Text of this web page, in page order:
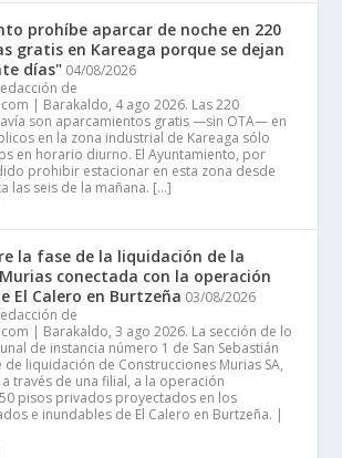
prohíbe aparcar de noche en 220
gratis en Kareaga porque se dejan
días" 04/08/2026
de
| Barakaldo, 4 ago 2026. Las 220
son aparcamientos gratis —sin OTA— en
en la zona industrial de Kareaga sólo
en horario diurno. El Ayuntamiento, por
prohibir estacionar en esta zona desde
las seis de la mañana. […]
la fase de la liquidación de la
conectada con la operación
El Calero en Burtzeña 03/08/2026
de
| Barakaldo, 3 ago 2026. La sección de lo
de instancia número 1 de San Sebastián
liquidación de Construcciones Murias SA,
través de una filial, a la operación
pisos privados proyectados en los
e inundables de El Calero en Burtzeña. |